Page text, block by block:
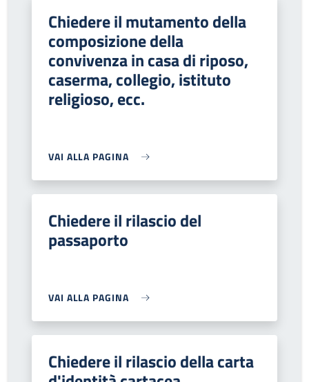
Chiedere il mutamento della
composizione della
convivenza in casa di riposo,
caserma, collegio, istituto
religioso, ecc.
VAI ALLA PAGINA
Chiedere il rilascio del
passaporto
VAI ALLA PAGINA
Chiedere il rilascio della carta